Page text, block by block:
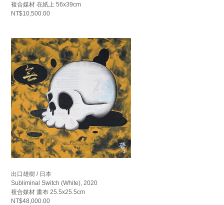
複合媒材 在紙上 56x39cm
NT$10,500.00
出口雄樹 / 日本
Subliminal Switch (White), 2020
複合媒材 畫布 25.5x25.5cm
NT$48,000.00